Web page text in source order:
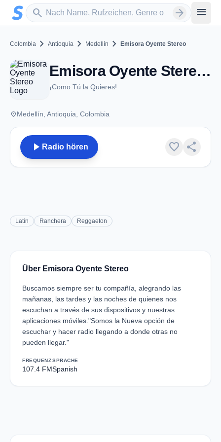
Zum Hauptinhalt springen
search
Sender suchen arrow_forward menu
Colombia chevron_right Antioquia chevron_right Medellín chevron_right Emisora Oyente Stereo
Emisora Oyente Stereo - FM 107.4 - Medellín
¡Como Tú la Quieres!
placeMedellín, Antioquia, Colombia
play_arrow Radio hören favorite share
Latin Ranchera Reggaeton
Über Emisora Oyente Stereo
Buscamos siempre ser tu compañía, alegrando las
mañanas, las tardes y las noches de quienes nos
escuchan a través de sus dispositivos y nuestras
aplicaciones móviles."Somos la Nueva opción de
escuchar y hacer radio llegando a donde otras no
pueden llegar."
FREQUENZ
107.4 FM
SPRACHE
Spanish